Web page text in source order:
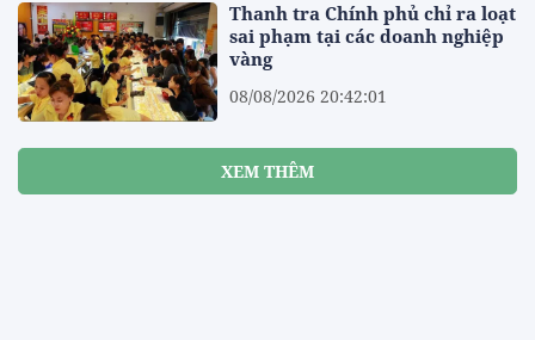
Thanh tra Chính phủ chỉ ra loạt
sai phạm tại các doanh nghiệp
vàng
08/08/2026 20:42:01
XEM THÊM